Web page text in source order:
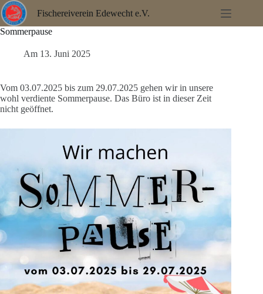
Zum
Inhalt
springen
Fischereiverein Edewecht e.V.
Sommerpause
Am 13. Juni 2025
Vom 03.07.2025 bis zum 29.07.2025 gehen wir in unsere
wohl verdiente Sommerpause. Das Büro ist in dieser Zeit
nicht geöffnet.